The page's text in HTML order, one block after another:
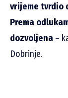
vrijeme tvrdio
Prema
dozvoljena –
Dobrinje.